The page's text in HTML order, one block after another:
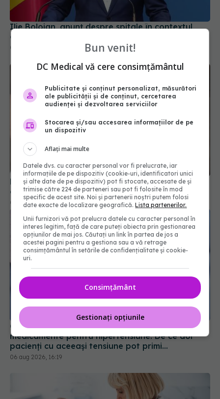
06 aug 2026, 15:24
Medicii de la Fundeni demontează unul dintre
cele mai răspândite mituri despre diabet
06 aug 2026, 11:52
Cum aleg medicii combinația potrivită de
medicamente pentru hipertensiune. De ce doi
pacienți cu aceeași tensiune pot primi
tratamente diferite
06 aug 2026, 16:19
Bun venit!
DC Medical vă cere consimțământul
Publicitate și conținut personalizat, măsurători
ale publicității și de conținut, cercetarea
audienței și dezvoltarea serviciilor
Stocarea și/sau accesarea informațiilor de pe
un dispozitiv
Aflați mai multe
Datele dvs. cu caracter personal vor fi prelucrate, iar
informațiile de pe dispozitiv (cookie-uri, identificatori unici
și alte date de pe dispozitiv) pot fi stocate, accesate de și
trimise către 224 de parteneri sau pot fi folosite în mod
specific de acest site. Noi și partenerii noștri putem folosi
date exacte de localizare geografică.Lista partenerilor.
Unii furnizori vă pot prelucra datele cu caracter personal în
interes legitim, față de care puteți obiecta prin gestionarea
opțiunilor de mai jos. Căutați un link în partea de jos a
acestei pagini pentru a gestiona sau a vă retrage
consimțământul în setările de confidențialitate și cookie-
uri.
Consimțământ
Gestionați opțiunile